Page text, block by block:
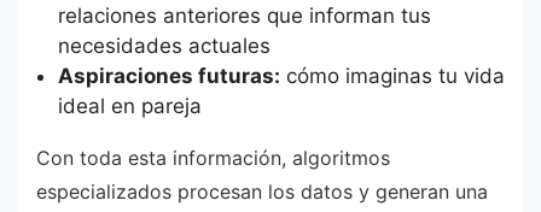
relaciones anteriores que informan tus
necesidades actuales
Aspiraciones futuras: cómo imaginas tu vida
ideal en pareja
Con toda esta información, algoritmos
especializados procesan los datos y generan una